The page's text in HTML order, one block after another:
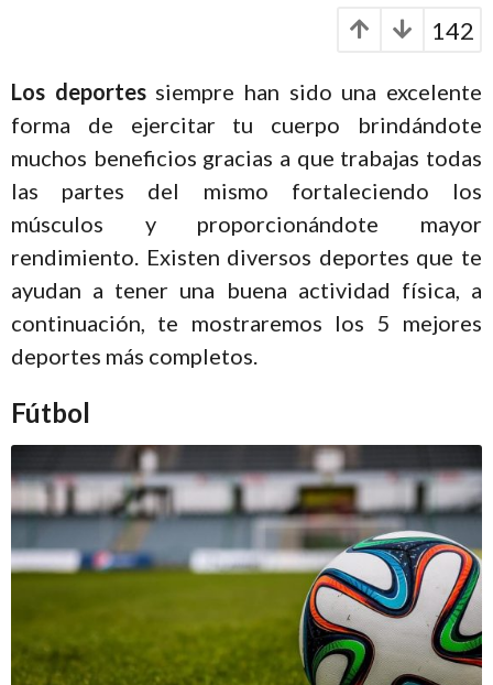
a
ñ
o
s
a
g
o
142
Los deportessiempre han sido una excelente
forma de ejercitar tu cuerpo brindándote
muchos beneficios gracias a que trabajas todas
las partes del mismo fortaleciendo los
músculos y proporcionándote mayor
rendimiento. Existen diversos deportes que te
ayudan a tener una buena actividad física, a
continuación, te mostraremos los 5 mejores
deportes más completos.
Fútbol